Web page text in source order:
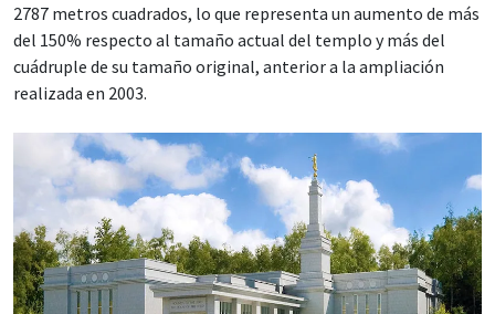
2787 metros cuadrados, lo que representa un aumento de más
del 150% respecto al tamaño actual del templo y más del
cuádruple de su tamaño original, anterior a la ampliación
realizada en 2003.